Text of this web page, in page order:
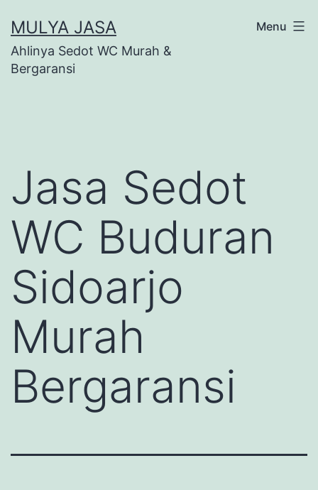
to
content
MULYA JASA
Ahlinya Sedot WC Murah &
Bergaransi
Menu
Jasa Sedot
WC Buduran
Sidoarjo
Murah
Bergaransi